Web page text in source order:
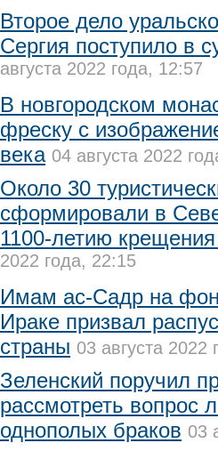
Второе дело
Сергия поступило в
августа 2022 года, 12:57
В новгородском
фреску с
века 04 августа 2022
Около 30
сформировали в
1100-летию
2022 года, 22:15
Имам ас-Садр на
Ираке призвал
страны 03 августа 2022
Зеленский поручил
рассмотреть вопрос
однополых браков 03